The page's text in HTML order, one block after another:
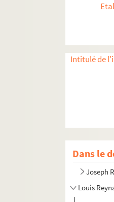
Intitulé de
Dans le
Joseph
Louis